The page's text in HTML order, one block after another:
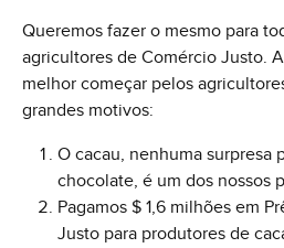
Queremos fazer o mesmo para
agricultores de Comércio Justo.
melhor começar pelos
grandes motivos:
O cacau, nenhuma surpresa
chocolate, é um dos nossos
Pagamos $ 1,6 milhões em
Justo para produtores de